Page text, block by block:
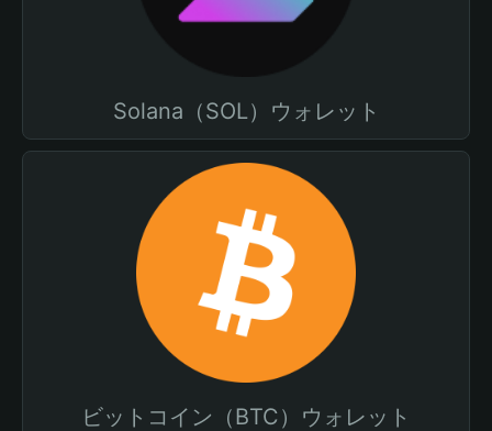
Solana（SOL）ウォレット
ビットコイン（BTC）ウォレット